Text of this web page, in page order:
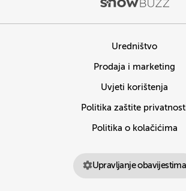
Uredništvo
Prodaja i marketing
Uvjeti korištenja
Politika zaštite
Politika o kolačićima
Upravljanje obavijestima